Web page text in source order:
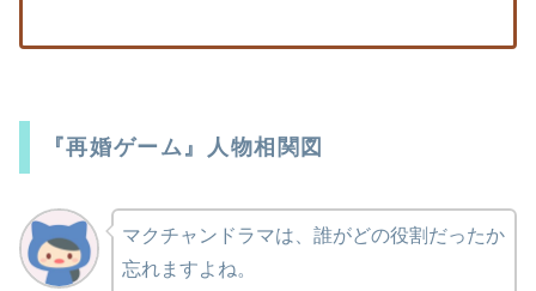
『再婚ゲーム』人物相関図
マクチャンドラマは、誰がどの役割だったか
忘れますよね。